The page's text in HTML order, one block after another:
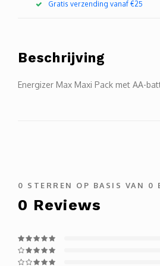
Gratis verzending vanaf €25
Beschrijving
Energizer Max Maxi Pack met AA-
0 STERREN OP BASIS VAN 0
0 Reviews